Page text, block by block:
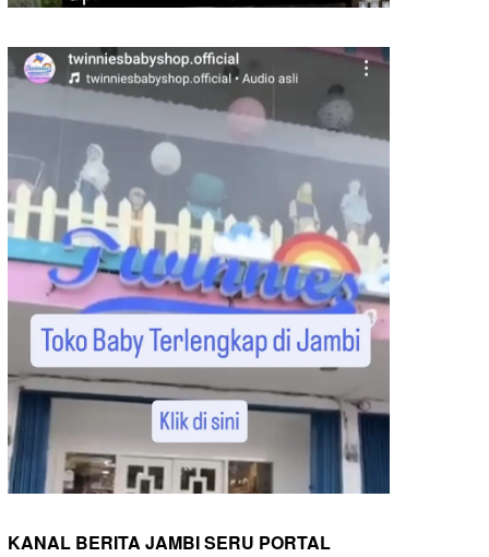
KANAL BERITA JAMBI SERU PORTAL